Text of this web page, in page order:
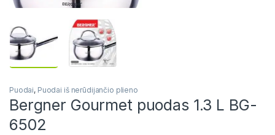
Puodai, Puodai iš nerūdijančio plieno
Bergner Gourmet puodas 1.3 L BG-
6502